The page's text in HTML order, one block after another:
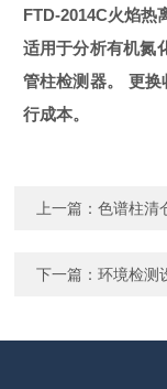
FTD-2014C火焰热
适用于分析有机氮
管柱检测器。 更
行成本。
上一篇：色谱柱清
下一篇：环境检测